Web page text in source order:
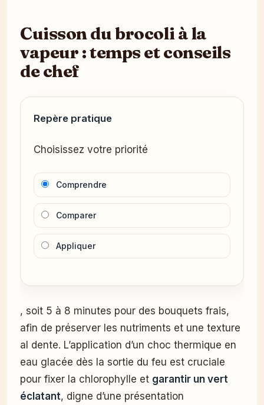
Cuisson du brocoli à la
vapeur : temps et conseils
de chef
Repère pratique
Choisissez votre priorité
Comprendre
Comparer
Appliquer
, soit 5 à 8 minutes pour des bouquets frais,
afin de préserver les nutriments et une texture
al dente. L’application d’un choc thermique en
eau glacée dès la sortie du feu est cruciale
pour fixer la chlorophylle et garantir un vert
éclatant, digne d’une présentation